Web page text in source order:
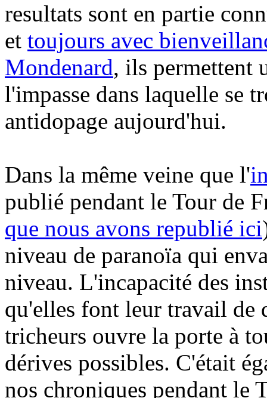
resultats sont en partie
et toujours avec
Mondenard, ils permettent
l'impasse dans laquelle se
antidopage aujourd'hui.
Dans la même veine que l'
publié pendant le Tour de
que nous avons republié ici
niveau de paranoïa qui
niveau. L'incapacité des
qu'elles font leur travail de
tricheurs ouvre la porte à
dérives possibles. C'était
nos chroniques pendant le